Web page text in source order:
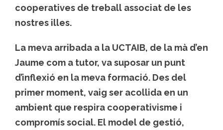
cooperatives de treball associat de les
nostres illes.
La meva arribada a la UCTAIB, de la mà d’en
Jaume com a tutor, va suposar un punt
d’inflexió en la meva formació. Des del
primer moment, vaig ser acollida en un
ambient que respira cooperativisme i
compromís social. El model de gestió,